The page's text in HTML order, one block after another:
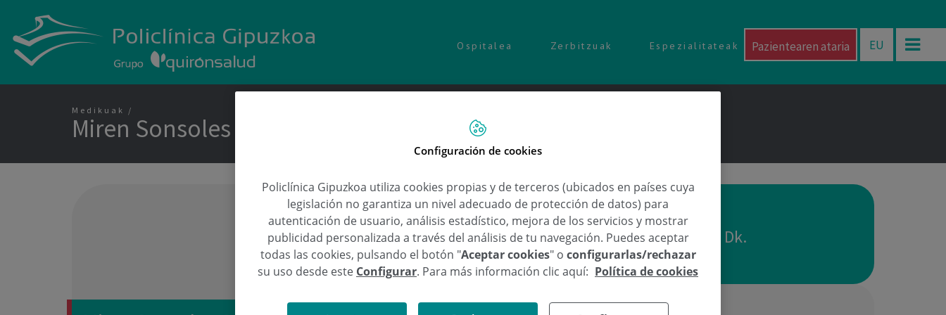
Ospitalea Zerbitzuak Espezialitateak Pazientearen ataria EU
Medikuak
Miren Sonsoles Goiburu Mínguez
Otorrinolaringología
Miren Sonsoles Goiburu Mínguez Dk.
Configuración de cookies
Policlínica Gipuzkoa utiliza cookies propias y de terceros (ubicados en países cuya
legislación no garantiza un nivel adecuado de protección de datos) para
autenticación de usuario, análisis estadístico, mejora de los servicios y mostrar
publicidad personalizada a través del análisis de tu navegación. Puedes aceptar
todas las cookies, pulsando el botón "Aceptar cookies" o configurarlas/rechazar
su uso desde este Configurar. Para más información clic aquí: Política de cookies